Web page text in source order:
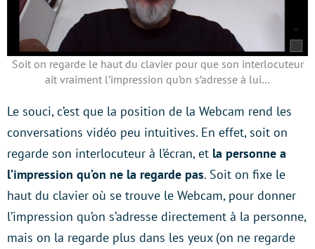
Soit on regarde le haut du clavier pour que son interlocuteur
ait vraiment l’impression qu’on s’adresse à lui…
Le souci, c’est que la position de la Webcam rend les
conversations vidéo peu intuitives. En effet, soit on
regarde son interlocuteur à l’écran, et la personne a
l’impression qu’on ne la regarde pas. Soit on fixe le
haut du clavier où se trouve le Webcam, pour donner
l’impression qu’on s’adresse directement à la personne,
mais on la regarde plus dans les yeux (on ne regarde